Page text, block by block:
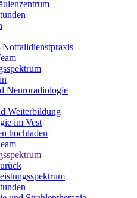
Neuroradiologie
Weiterbildung
im Vest
hochladen